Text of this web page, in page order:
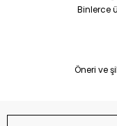
Binlerce
Öneri ve